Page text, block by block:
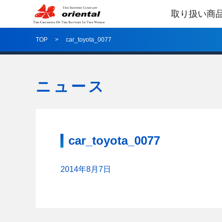
取り扱い商
TOP car_toyota_0077
ニュース
car_toyota_0077
2014年8月7日